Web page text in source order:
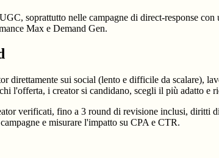
soprattutto nelle campagne di direct-response
Max e Demand Gen.
sui social (lento e difficile da scalare),
l'offerta, i creator si candidano, scegli il più adatto e
verificati, fino a 3 round di revisione inclusi, diritti
e misurare l'impatto su CPA e CTR.